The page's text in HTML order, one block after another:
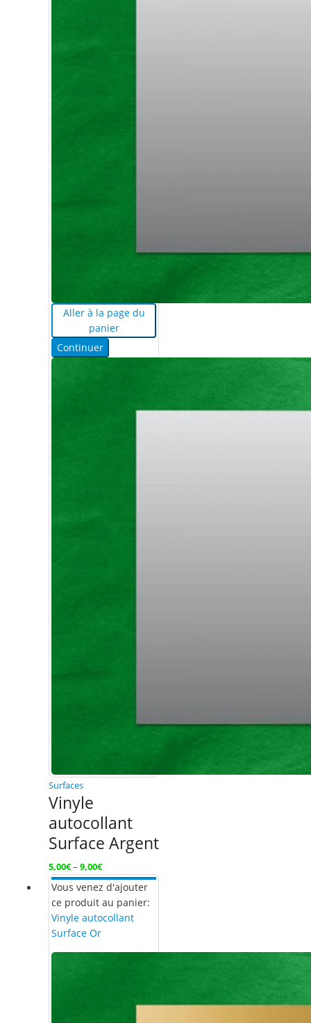
Aller à la page du
panier
Continuer
Surfaces
Vinyle
autocollant
Surface Argent
5,00€– 9,00€
Vous venez d'ajouter
ce produit au panier:
Vinyle autocollant
Surface Or